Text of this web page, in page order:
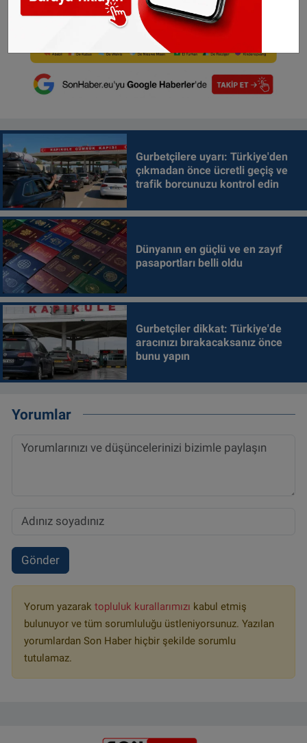
Gurbetçilere uyarı: Türkiye'den
çıkmadan önce ücretli geçiş ve
trafik borcunuzu kontrol edin
Dünyanın en güçlü ve en zayıf
pasaportları belli oldu
Gurbetçiler dikkat: Türkiye'de
aracınızı bırakacaksanız önce
bunu yapın
Yorumlar
Gönder
Yorum yazarak topluluk kurallarımızı kabul etmiş
bulunuyor ve tüm sorumluluğu üstleniyorsunuz. Yazılan
yorumlardan Son Haber hiçbir şekilde sorumlu
tutulamaz.